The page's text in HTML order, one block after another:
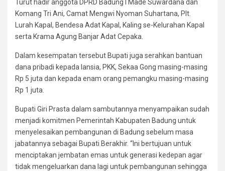
Turut hadir anggota DPRD Badung I Made Suwardana dan
Komang Tri Ani, Camat Mengwi Nyoman Suhartana, Plt.
Lurah Kapal, Bendesa Adat Kapal, Kaling se-Kelurahan Kapal
serta Krama Agung Banjar Adat Cepaka.
Dalam kesempatan tersebut Bupati juga serahkan bantuan
dana pribadi kepada lansia, PKK, Sekaa Gong masing-masing
Rp 5 juta dan kepada enam orang pemangku masing-masing
Rp 1 juta.
Bupati Giri Prasta dalam sambutannya menyampaikan sudah
menjadi komitmen Pemerintah Kabupaten Badung untuk
menyelesaikan pembangunan di Badung sebelum masa
jabatannya sebagai Bupati Berakhir. “Ini bertujuan untuk
menciptakan jembatan emas untuk generasi kedepan agar
tidak mengeluarkan dana lagi untuk pembangunan sehingga